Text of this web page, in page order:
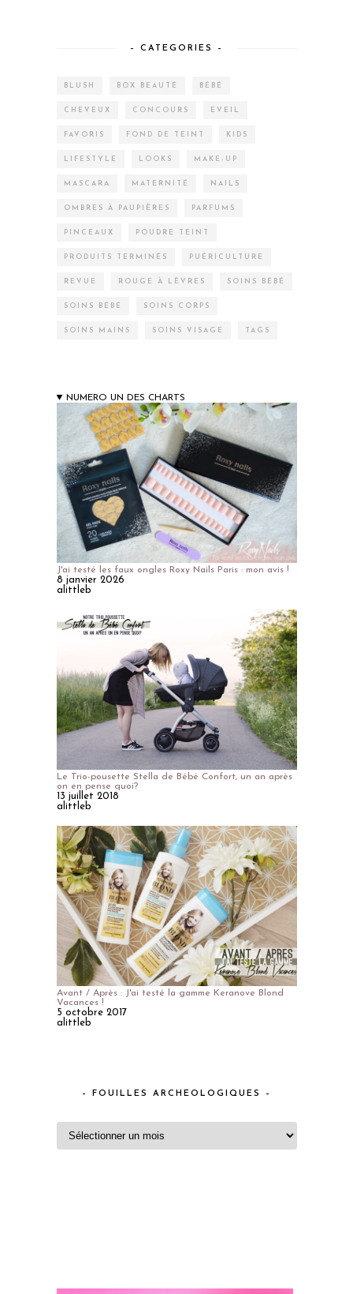
– CATEGORIES –
BLUSH BOX BEAUTÉ BÉBÉ
CHEVEUX CONCOURS EVEIL
FAVORIS FOND DE TEINT KIDS
LIFESTYLE LOOKS MAKE-UP
MASCARA MATERNITÉ NAILS
OMBRES À PAUPIÈRES PARFUMS
PINCEAUX POUDRE TEINT
PRODUITS TERMINÉS PUÉRICULTURE
REVUE ROUGE À LÈVRES SOINS BÉBÉ
SOINS BÉBÉ SOINS CORPS
SOINS MAINS SOINS VISAGE TAGS
NUMERO UN DES CHARTS
J'ai testé les faux ongles Roxy Nails Paris : mon avis !
8 janvier 2026
alittleb
Le Trio-pousette Stella de Bébé Confort, un an après
on en pense quoi?
13 juillet 2018
alittleb
Avant / Après : J'ai testé la gamme Keranove Blond
Vacances !
5 octobre 2017
alittleb
– FOUILLES ARCHEOLOGIQUES –